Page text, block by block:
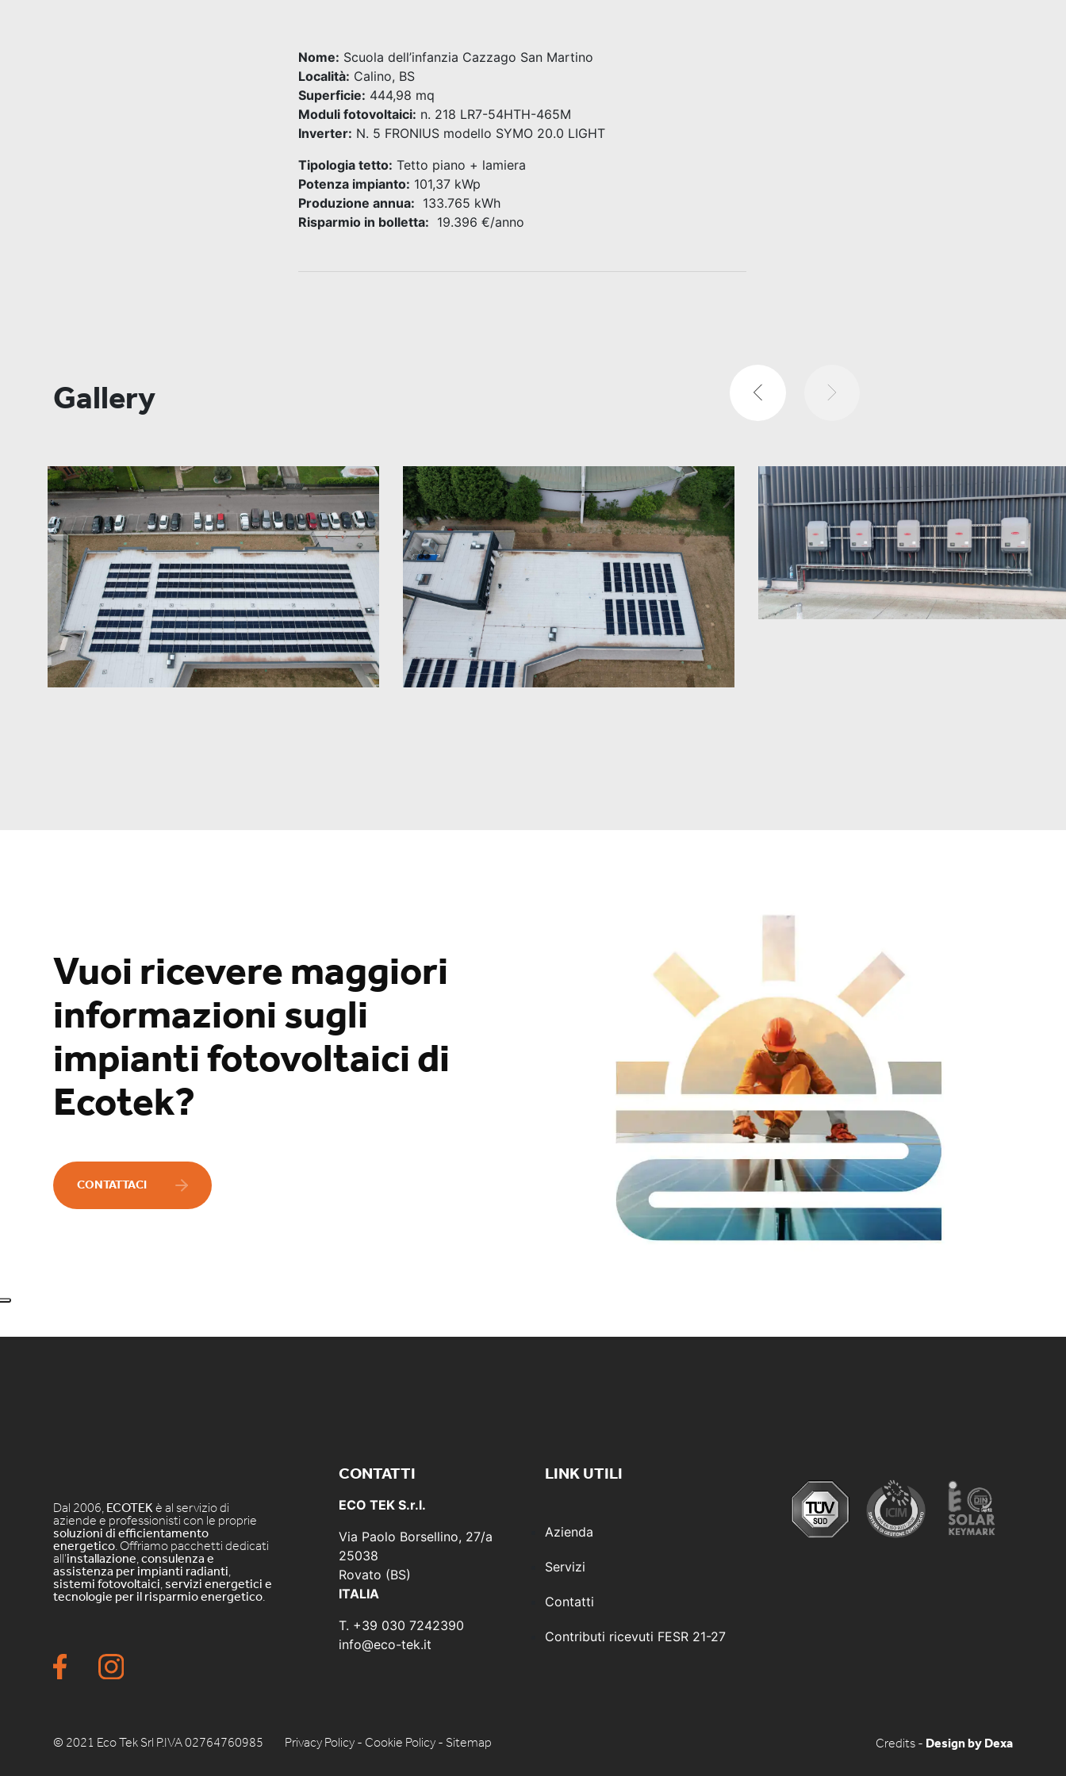
Nome: Scuola dell’infanzia Cazzago San Martino
Località: Calino, BS
Superficie: 444,98 mq
Moduli fotovoltaici: n. 218 LR7-54HTH-465M
Inverter: N. 5 FRONIUS modello SYMO 20.0 LIGHT
Tipologia tetto: Tetto piano + lamiera
Potenza impianto: 101,37 kWp
Produzione annua: 133.765 kWh
Risparmio in bolletta: 19.396 €/anno
Gallery
Vuoi ricevere maggiori
informazioni sugli
impianti fotovoltaici di
Ecotek?
CONTATTACI
Dal 2006, ECOTEKè al servizio di
aziende e professionisti con le proprie
soluzioni di efficientamento
energetico. Offriamo pacchetti dedicati
all’installazione,consulenza e
assistenza per impianti radianti,
sistemi fotovoltaici, servizi energetici e
tecnologie per il risparmio energetico.
CONTATTI
ECO TEK S.r.l.
Via Paolo Borsellino, 27/a
25038
Rovato (BS)
ITALIA
T. +39 030 7242390
info@eco-tek.it
LINK UTILI
Azienda
Servizi
Contatti
Contributi ricevuti FESR 21-27
© 2021 Eco Tek Srl P.IVA 02764760985 Privacy Policy - Cookie Policy - Sitemap Credits - Design by Dexa